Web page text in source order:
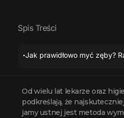
Od wielu lat lekarze oraz
podkreślają, że
jamy ustnej jest metoda
Spis Treści
Jak prawidłowo myć zęby?